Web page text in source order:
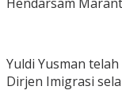
Yuldi Yusman
Dirjen Imigrasi